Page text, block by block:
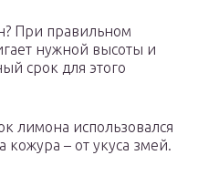
При правильном
нужной высоты и
срок для этого
лимона использовался
кожура – от укуса змей.